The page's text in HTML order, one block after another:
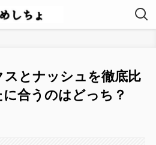
スとナッシュを徹底比
合うのはどっち？